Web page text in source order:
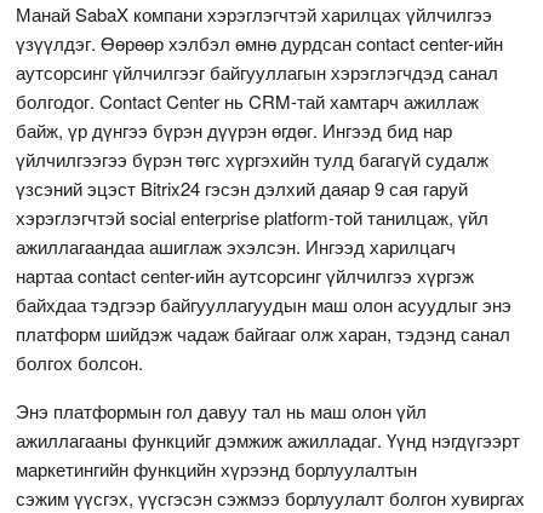
Манай SabaX компани хэрэглэгчтэй харилцах үйлчилгээ
үзүүлдэг. Өөрөөр хэлбэл өмнө дурдсан contact center-ийн
аутсорсинг үйлчилгээг байгууллагын хэрэглэгчдэд санал
болгодог. Contact Center нь CRM-тай хамтарч ажиллаж
байж, үр дүнгээ бүрэн дүүрэн өгдөг. Ингээд бид нар
үйлчилгээгээ бүрэн төгс хүргэхийн тулд багагүй судалж
үзсэний эцэст Bitrix24 гэсэн дэлхий даяар 9 сая гаруй
хэрэглэгчтэй social enterprise platform-той танилцаж, үйл
ажиллагаандаа ашиглаж эхэлсэн. Ингээд харилцагч
нартаа contact center-ийн аутсорсинг үйлчилгээ хүргэж
байхдаа тэдгээр байгууллагуудын маш олон асуудлыг энэ
платформ шийдэж чадаж байгааг олж харан, тэдэнд санал
болгох болсон.
Энэ платформын гол давуу тал нь маш олон үйл
ажиллагааны функцийг дэмжиж ажилладаг. Үүнд нэгдүгээрт
маркетингийн функцийн хүрээнд борлуулалтын
сэжим үүсгэх, үүсгэсэн сэжмээ борлуулалт болгон хувиргах